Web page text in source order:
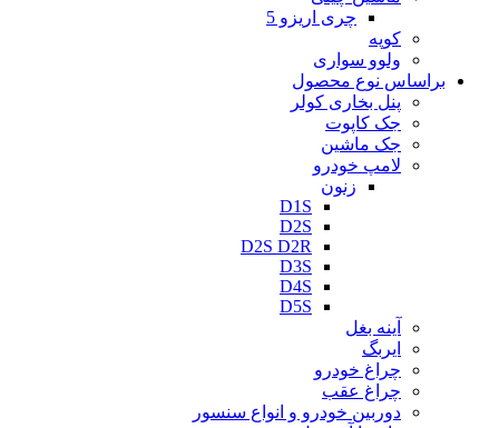
چری اریزو 5
کوپه
ولوو سواری
براساس نوع محصول
پنل بخاری کولر
جک کاپوت
جک ماشین
لامپ خودرو
زنون
D1S
D2S
D2S D2R
D3S
D4S
D5S
آینه بغل
ایربگ
چراغ خودرو
چراغ عقب
دوربین خودرو و انواع سنسور